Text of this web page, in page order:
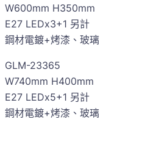
W600mm H350mm
E27 LEDx3+1 另計
鋼材電鍍+烤漆、玻璃
GLM-23365
W740mm H400mm
E27 LEDx5+1 另計
鋼材電鍍+烤漆、玻璃